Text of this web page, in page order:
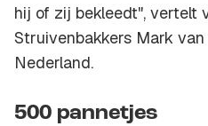
hij of zij bekleedt", vertelt
Struivenbakkers Mark
Nederland.
500 pannetjes